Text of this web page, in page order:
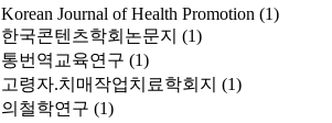
Korean Journal of Health Promotion (1)
한국콘텐츠학회논문지 (1)
통번역교육연구 (1)
고령자.치매작업치료학회지 (1)
의철학연구 (1)